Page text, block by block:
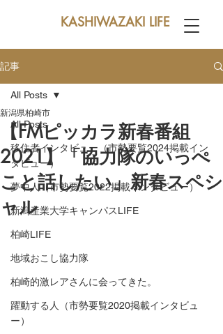
KASHIWAZAKI LIFE
記事
All Posts
移住者インタビュー（市勢要覧2024掲載イン
タビュー）
夢中人（市勢要覧2022掲載インタビュー）
新潟産業大学キャンパスLIFE
柏崎LIFE
地域おこし協力隊
柏崎的激レアさんに会ってきた。
躍動する人（市勢要覧2020掲載インタビュ
ー）
All Posts
【FMピッカラ新春番組
2021】「協力隊のいっぺ
こと話したい」新春スペシ
ャル
新潟県柏崎市